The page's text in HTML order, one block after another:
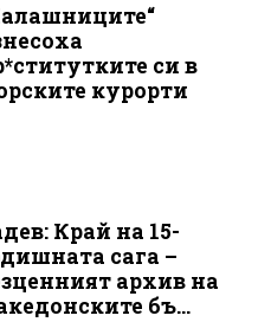
си в
курорти
Край на 15-
сага –
архив на
бъ...